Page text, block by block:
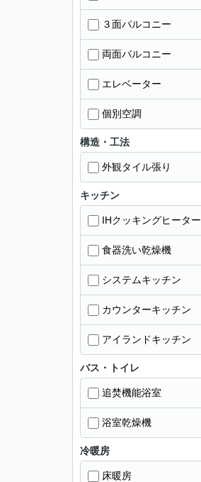
３面バルコニー
両面バルコニー
エレベーター
個別空調
構造・工法
外観タイル張り
キッチン
IHクッキングヒーター
食器洗い乾燥機
システムキッチン
カウンターキッチン
アイランドキッチン
バス・トイレ
追焚機能浴室
浴室乾燥機
冷暖房
床暖房